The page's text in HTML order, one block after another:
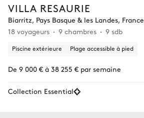
VILLA RESAURIE
Biarritz, Pays Basque & les Landes, France
18 voyageurs
9 chambres 9 sdb
Piscine extérieure Plage accessible à pied
De 9 000 € à 38 255 € par semaine
Collection Essential